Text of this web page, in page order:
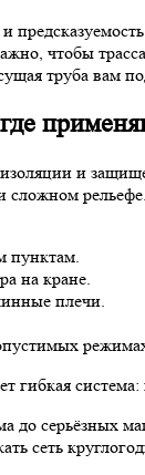
чтобы
труба вам
и
пунктам.
на кране.
плечи.
гибкая
серьёзных
сеть